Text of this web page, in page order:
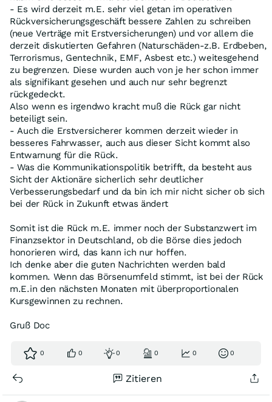
- Es wird derzeit m.E. sehr viel getan im operativen
Rückversicherungsgeschäft bessere Zahlen zu schreiben
(neue Verträge mit Erstversicherungen) und vor allem die
derzeit diskutierten Gefahren (Naturschäden-z.B. Erdbeben,
Terrorismus, Gentechnik, EMF, Asbest etc.) weitesgehend
zu begrenzen. Diese wurden auch von je her schon immer
als signifikant gesehen und auch nur sehr begrenzt
rückgedeckt.
Also wenn es irgendwo kracht muß die Rück gar nicht
beteiligt sein.
- Auch die Erstversicherer kommen derzeit wieder in
besseres Fahrwasser, auch aus dieser Sicht kommt also
Entwarnung für die Rück.
- Was die Kommunikationspolitik betrifft, da besteht aus
Sicht der Aktionäre sicherlich sehr deutlicher
Verbesserungsbedarf und da bin ich mir nicht sicher ob sich
bei der Rück in Zukunft etwas ändert
Somit ist die Rück m.E. immer noch der Substanzwert im
Finanzsektor in Deutschland, ob die Börse dies jedoch
honorieren wird, das kann ich nur hoffen.
Ich denke aber die guten Nachrichten werden bald
kommen. Wenn das Börsenumfeld stimmt, ist bei der Rück
m.E.in den nächsten Monaten mit überproportionalen
Kursgewinnen zu rechnen.
Gruß Doc
0 0 0 0 0 0
Zitieren